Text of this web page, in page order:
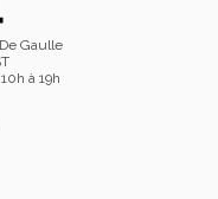
Gaulle
à 19h